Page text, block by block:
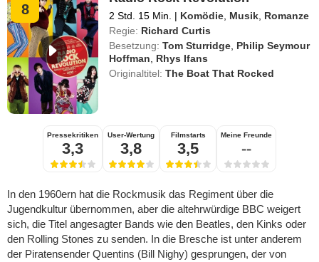
8 2 Std. 15 Min. | Komödie Musik Romanze
Regie: Richard Curtis
Besetzung: Tom Sturridge Philip Seymour
Hoffman
Rhys Ifans
Originaltitel:The Boat That Rocked
Pressekritiken
3,3
User-Wertung
3,8
Filmstarts
3,5
Meine Freunde
--
In den 1960ern hat die Rockmusik das Regiment über die
Jugendkultur übernommen, aber die altehrwürdige BBC weigert
sich, die Titel angesagter Bands wie den Beatles, den Kinks oder
den Rolling Stones zu senden. In die Bresche ist unter anderem
der Piratensender Quentins (Bill Nighy) gesprungen, der von